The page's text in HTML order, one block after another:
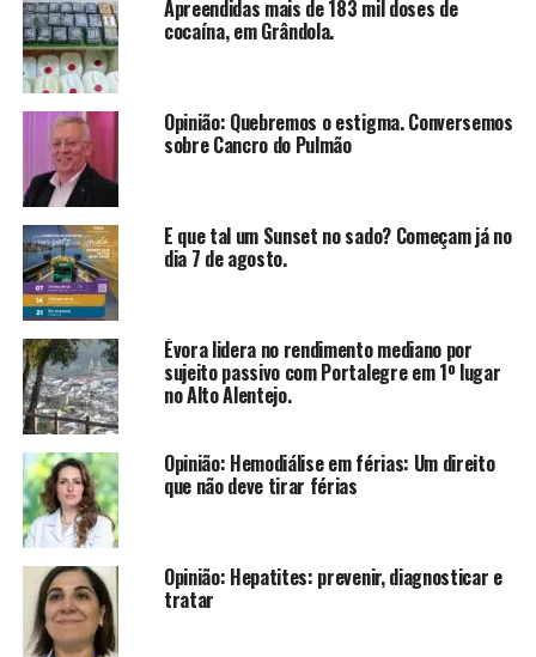
Apreendidas mais de 183 mil doses de
cocaína, em Grândola.
Opinião: Quebremos o estigma. Conversemos
sobre Cancro do Pulmão
E que tal um Sunset no sado? Começam já no
dia 7 de agosto.
Évora lidera no rendimento mediano por
sujeito passivo com Portalegre em 1º lugar
no Alto Alentejo.
Opinião: Hemodiálise em férias: Um direito
que não deve tirar férias
Opinião: Hepatites: prevenir, diagnosticar e
tratar